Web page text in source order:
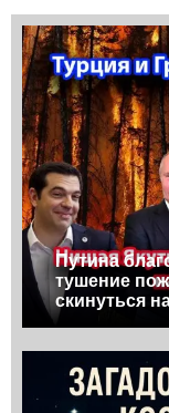
Путина
тушение
скинуться